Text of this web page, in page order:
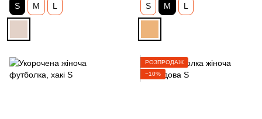
S M L S M L
РОЗПРОДАЖ
−10%